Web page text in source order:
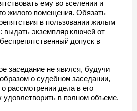
ему во вселении и
жилого помещения. Обязать
в пользовании жилым
выдать экземпляр ключей от
допуск в
заседание не явился, будучи
о судебном заседании,
рассмотрении дела в его
удовлетворить в полном объеме.